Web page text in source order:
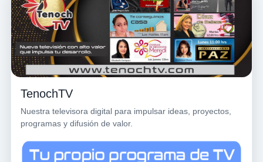
TenochTV
Nuestra televisora digital para impulsar ideas, proyectos,
programas y difusión de valor.